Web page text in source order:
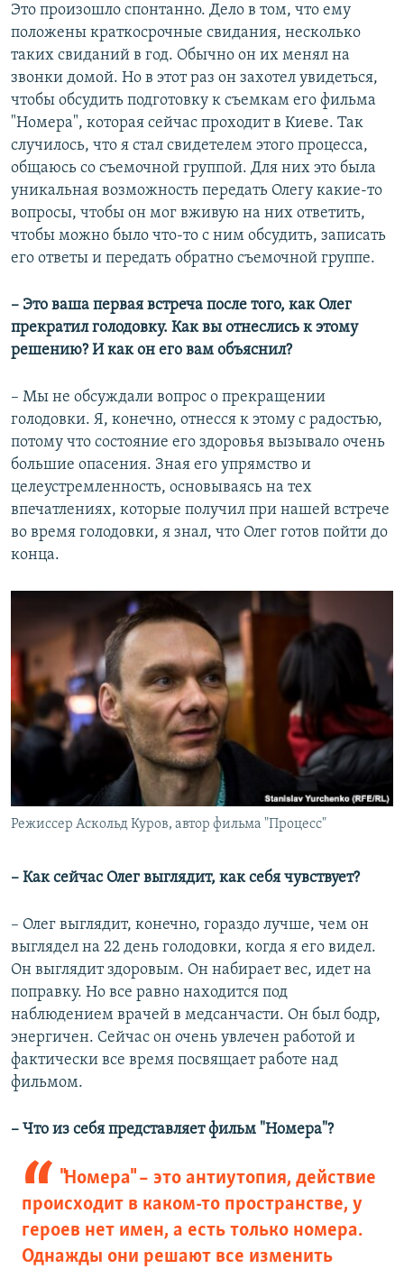
Это произошло спонтанно. Дело в том, что ему
положены краткосрочные свидания, несколько
таких свиданий в год. Обычно он их менял на
звонки домой. Но в этот раз он захотел увидеться,
чтобы обсудить подготовку к съемкам его фильма
"Номера", которая сейчас проходит в Киеве. Так
случилось, что я стал свидетелем этого процесса,
общаюсь со съемочной группой. Для них это была
уникальная возможность передать Олегу какие-то
вопросы, чтобы он мог вживую на них ответить,
чтобы можно было что-то с ним обсудить, записать
его ответы и передать обратно съемочной группе.
– Это ваша первая встреча после того, как Олег
прекратил голодовку. Как вы отнеслись к этому
решению? И как он его вам объяснил?
– Мы не обсуждали вопрос о прекращении
голодовки. Я, конечно, отнесся к этому с радостью,
потому что состояние его здоровья вызывало очень
большие опасения. Зная его упрямство и
целеустремленность, основываясь на тех
впечатлениях, которые получил при нашей встрече
во время голодовки, я знал, что Олег готов пойти до
конца.
Режиссер Аскольд Куров, автор фильма "Процесс"
– Как сейчас Олег выглядит, как себя чувствует?
– Олег выглядит, конечно, гораздо лучше, чем он
выглядел на 22 день голодовки, когда я его видел.
Он выглядит здоровым. Он набирает вес, идет на
поправку. Но все равно находится под
наблюдением врачей в медсанчасти. Он был бодр,
энергичен. Сейчас он очень увлечен работой и
фактически все время посвящает работе над
фильмом.
– Что из себя представляет фильм "Номера"?
"Номера" – это антиутопия, действие
происходит в каком-то пространстве, у
героев нет имен, а есть только номера.
Однажды они решают все изменить